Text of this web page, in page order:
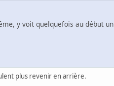
y voit quelquefois au début un
plus revenir en arrière.